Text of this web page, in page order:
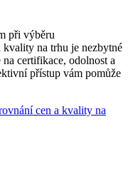
při výběru
kvality na trhu je nezbytné
certifikace, odolnost a
přístup vám pomůže
cen a kvality na